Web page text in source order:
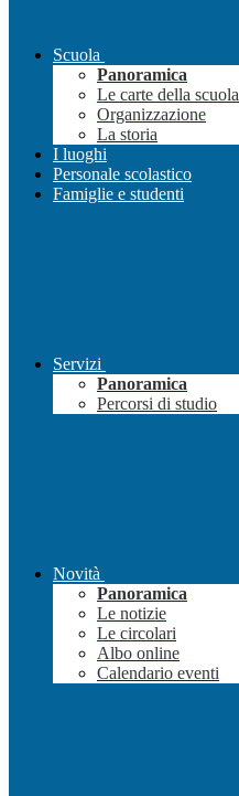
Scuola
Panoramica
Le carte della scuola
Organizzazione
La storia
I luoghi
Personale scolastico
Famiglie e studenti
Servizi
Panoramica
Percorsi di studio
Novità
Panoramica
Le notizie
Le circolari
Albo online
Calendario eventi